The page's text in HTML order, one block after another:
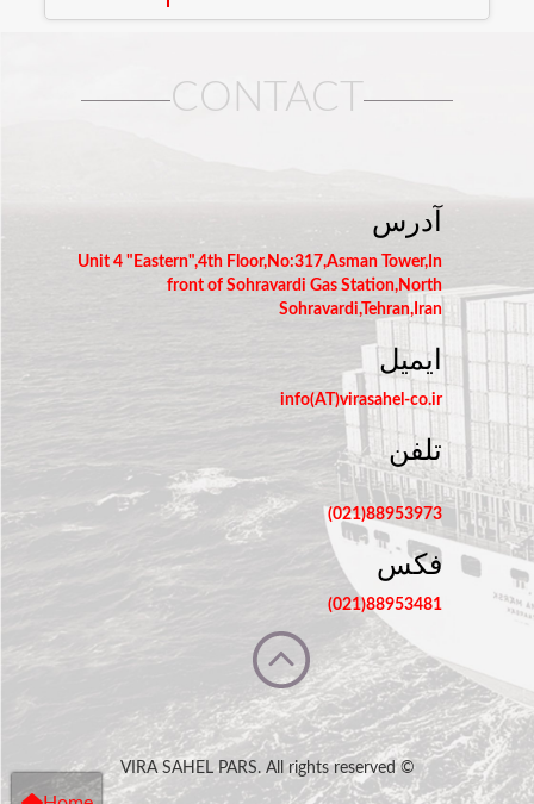
CONTACT
آدرس
Unit 4 "Eastern",4th Floor,No:317,Asman Tower,In
front of Sohravardi Gas Station,North
Sohravardi,Tehran,Iran
ایمیل
info(AT)virasahel-co.ir
تلفن
88953973(021)
فکس
88953481(021)
© VIRA SAHEL PARS. All rights reserved